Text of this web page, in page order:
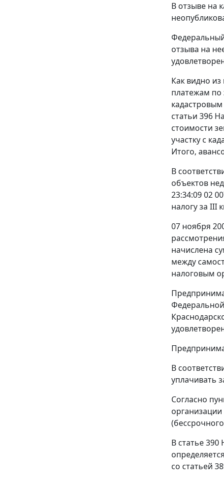
В отзыве на
отзыва на
Как видно
платежам по
статьи 396
стоимости
участку с
Итого,
В
объектов
23:34:09 02
налогу за III
07 ноября
начислена
между
налоговым
В
уплачивать
Согласно
В статье
со статьей